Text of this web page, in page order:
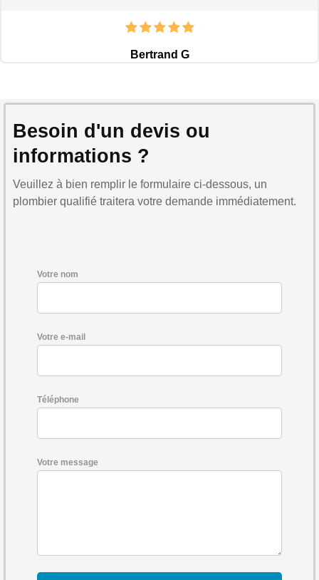
Bertrand G
Besoin d'un devis ou
informations ?
Veuillez à bien remplir le formulaire ci-dessous, un
plombier qualifié traitera votre demande immédiatement.
Votre nom
Votre e-mail
Téléphone
Votre message